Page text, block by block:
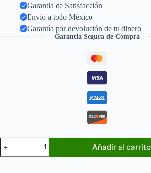
Garantia de Satisfacción
Envío a todo México
Garantía por devolución de tu dinero
Garantía Segura de Compra
Metallica
Albums
cantidad
Añadir al carrito